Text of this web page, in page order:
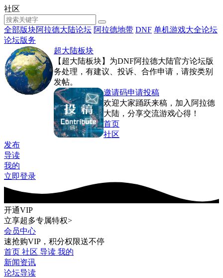
社区
全部版块阿拉德大陆论坛 阿拉德地带 DNF 单机游戏大全论坛
论坛版务
超大陆板块
【超大陆板块】为DNF阿拉德大陆官方论坛版
务处理，有建议、投诉、合作申请，请按类别
发帖。
邀请码申请投稿
欢迎大家踊跃来稿，加入阿拉德
大陆，分享交流游戏心得！
首页
社区
发布
导读
我的
立即登录
开通VIP
立享超多专属特权>
会员中心
速抢购VIP，积分权限送不停
首页 社区 导读 我的
新闻资讯
论坛导读